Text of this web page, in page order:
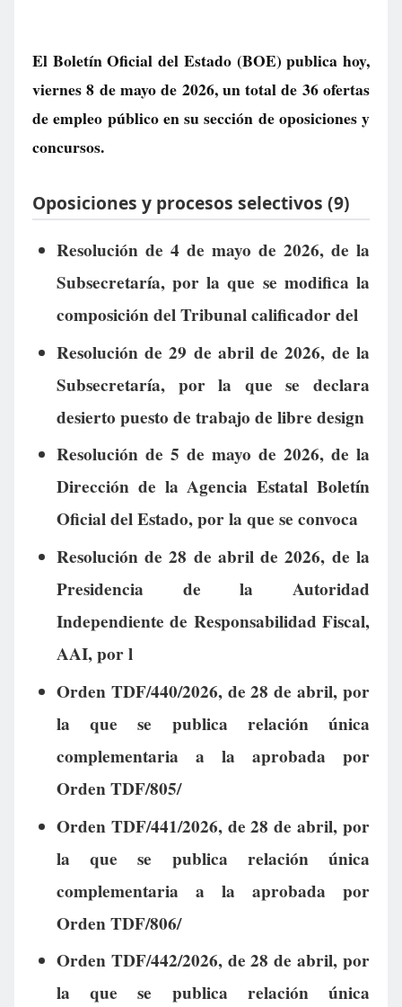
El Boletín Oficial del Estado (BOE) publica hoy,
viernes 8 de mayo de 2026, un total de 36 ofertas
de empleo públicoen su sección de oposiciones y
concursos.
Oposiciones y procesos selectivos (9)
Resolución de 4 de mayo de 2026, de la
Subsecretaría, por la que se modifica la
composición del Tribunal calificador del
Resolución de 29 de abril de 2026, de la
Subsecretaría, por la que se declara
desierto puesto de trabajo de libre design
Resolución de 5 de mayo de 2026, de la
Dirección de la Agencia Estatal Boletín
Oficial del Estado, por la que se convoca
Resolución de 28 de abril de 2026, de la
Presidencia de la Autoridad
Independiente de Responsabilidad Fiscal,
AAI, por l
Orden TDF/440/2026, de 28 de abril, por
la que se publica relación única
complementaria a la aprobada por
Orden TDF/805/
Orden TDF/441/2026, de 28 de abril, por
la que se publica relación única
complementaria a la aprobada por
Orden TDF/806/
Orden TDF/442/2026, de 28 de abril, por
la que se publica relación única